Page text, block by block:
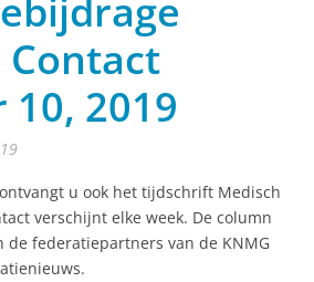
Contact
2019
u ook het tijdschrift Medisch
verschijnt elke week. De column
de federatiepartners van de KNMG